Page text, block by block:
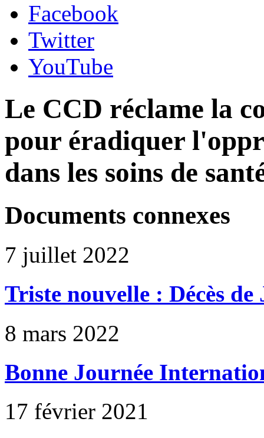
Facebook
Twitter
YouTube
Le CCD réclame la
pour éradiquer
dans les soins de
Documents connexes
7 juillet 2022
Triste nouvelle : Décès
8 mars 2022
Bonne Journée
17 février 2021